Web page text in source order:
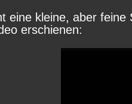
eine kleine, aber feine
erschienen: